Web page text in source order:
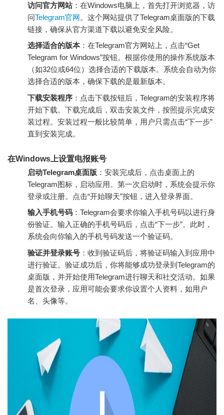
访问官方网站：在Windows电脑上，首先打开浏览器，访
问Telegram官网。这个网站提供了Telegram桌面版的下载
链接，确保从官方渠道下载以避免安全风险。
选择适合的版本：在Telegram官方网站上，点击“Get
Telegram for Windows”按钮。根据你使用的操作系统版本
（如32位或64位）选择合适的下载版本。系统会自动为你
选择合适的版本，确保下载的是最新版本。
下载安装程序 ：点击下载按钮后，Telegram的安装程序将
开始下载。下载完成后，双击安装文件，按照提示完成安
装过程。安装过程一般比较简单，用户只需点击“下一步”
直到安装完成。
在Windows上设置电报账号
启动Telegram桌面版 ：安装完成后，点击桌面上的
Telegram图标，启动应用。第一次启动时，系统会提示你
登录或注册。点击“开始聊天”按钮，进入登录界面。
输入手机号码 ：Telegram会要求你输入手机号码以进行身
份验证。输入正确的手机号码后，点击“下一步”。此时，
系统会向你输入的手机号码发送一个验证码。
验证并登录账号 ：收到验证码后，将验证码输入到应用中
进行验证。验证成功后，你将能够成功登录到Telegram的
桌面版，并开始使用Telegram进行聊天和社交活动。如果
是首次登录，应用可能会要求你设置个人资料，如用户
名、头像等。